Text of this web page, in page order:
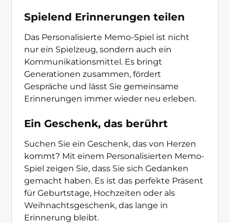
Spielend Erinnerungen teilen
Das Personalisierte Memo-Spiel ist nicht
nur ein Spielzeug, sondern auch ein
Kommunikationsmittel. Es bringt
Generationen zusammen, fördert
Gespräche und lässt Sie gemeinsame
Erinnerungen immer wieder neu erleben.
Ein Geschenk, das berührt
Suchen Sie ein Geschenk, das von Herzen
kommt? Mit einem Personalisierten Memo-
Spiel zeigen Sie, dass Sie sich Gedanken
gemacht haben. Es ist das perfekte Präsent
für Geburtstage, Hochzeiten oder als
Weihnachtsgeschenk, das lange in
Erinnerung bleibt.